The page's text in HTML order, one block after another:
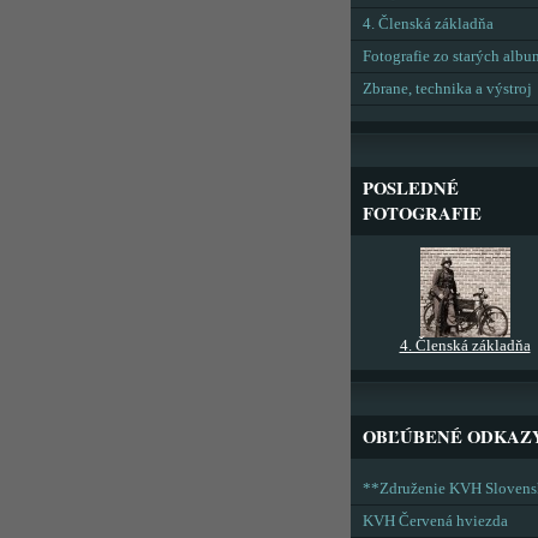
4. Členská základňa
Fotografie zo starých
Zbrane, technika a výstroj
POSLEDNÉ
FOTOGRAFIE
4. Členská základňa
OBĽÚBENÉ
**Združenie KVH
KVH Červená hviezda